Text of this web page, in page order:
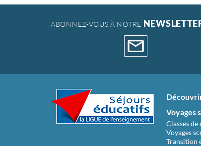
ABONNEZ-VOUS À NOTRE
Voyages
Classes
Voyages
Transition